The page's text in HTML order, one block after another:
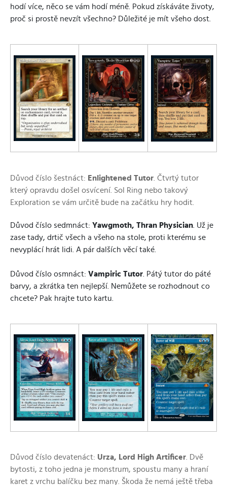
hodí více, něco se vám hodí méně. Pokud získáváte životy,
proč si prostě nevzít všechno? Důležité je mít všeho dost.
Důvod číslo šestnáct: Enlightened Tutor . Čtvrtý tutor
který opravdu došel osvícení. Sol Ring nebo takový
Exploration se vám určitě bude na začátku hry hodit.
Důvod číslo sedmnáct: Yawgmoth, Thran Physician . Už je
zase tady, drtič všech a všeho na stole, proti kterému se
nevyplácí hrát lidi. A pár dalších věcí také.
Důvod číslo osmnáct: Vampiric Tutor . Pátý tutor do páté
barvy, a zkrátka ten nejlepší. Nemůžete se rozhodnout co
chcete? Pak hrajte tuto kartu.
Důvod číslo devatenáct: Urza, Lord High Artificer. Dvě
bytosti, z toho jedna je monstrum, spoustu many a hraní
karet z vrchu balíčku bez many. Škoda že nemá ještě třeba